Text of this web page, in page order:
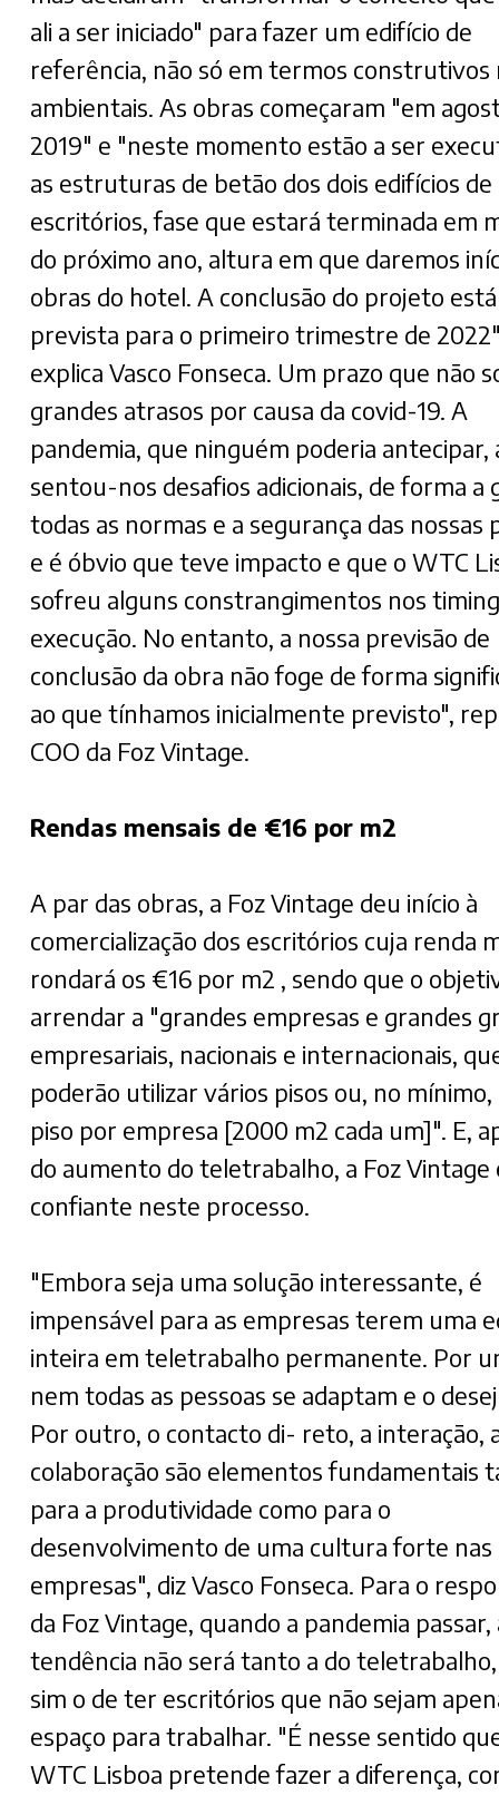
ali a ser iniciado" para fazer um edifício de
referência, não só em termos construtivos
ambientais. As obras começaram "em
2019" e "neste momento estão a ser
as estruturas de betão dos dois edifícios de
escritórios, fase que estará terminada em
do próximo ano, altura em que daremos
obras do hotel. A conclusão do projeto está
prevista para o primeiro trimestre de
explica Vasco Fonseca. Um prazo que não
grandes atrasos por causa da covid-19. A
pandemia, que ninguém poderia
sentou-nos desafios adicionais, de forma a
todas as normas e a segurança das nossas
e é óbvio que teve impacto e que o WTC
sofreu alguns constrangimentos nos
execução. No entanto, a nossa previsão de
conclusão da obra não foge de forma
ao que tínhamos inicialmente previsto",
COO da Foz Vintage.
Rendas mensais de €16 por m2
A par das obras, a Foz Vintage deu início à
comercialização dos escritórios cuja renda
rondará os €16 por m2 , sendo que o
arrendar a "grandes empresas e grandes
empresariais, nacionais e internacionais,
poderão utilizar vários pisos ou, no
piso por empresa [2000 m2 cada um]". E,
do aumento do teletrabalho, a Foz Vintage
confiante neste processo.
"Embora seja uma solução interessante, é
impensável para as empresas terem uma
inteira em teletrabalho permanente. Por
nem todas as pessoas se adaptam e o
Por outro, o contacto di- reto, a interação,
colaboração são elementos fundamentais
para a produtividade como para o
desenvolvimento de uma cultura forte nas
empresas", diz Vasco Fonseca. Para o
da Foz Vintage, quando a pandemia passar,
tendência não será tanto a do
sim o de ter escritórios que não sejam
espaço para trabalhar. "É nesse sentido
WTC Lisboa pretende fazer a diferença,